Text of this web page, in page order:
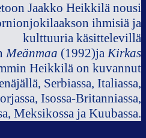
Jaakko Heikkilä nousi
ihmisiä ja
kulttuuria käsittelevillä
Meänmaa (1992)jaKirkas
Heikkilä on kuvannut
Serbiassa, Italiassa,
Isossa-Britanniassa,
Meksikossa ja Kuubassa.